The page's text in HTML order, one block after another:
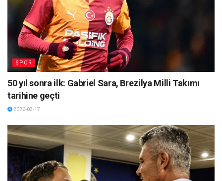
SPOR
50 yıl sonra ilk: Gabriel Sara, Brezilya Milli Takımı
tarihine geçti
2026-03-17